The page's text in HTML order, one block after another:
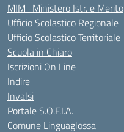
MIM -Ministero Istr. e Merito
Ufficio Scolastico Regionale
Ufficio Scolastico Territoriale
Scuola in Chiaro
Iscrizioni On Line
Indire
Invalsi
Portale S.O.F.I.A.
Comune Linguaglossa